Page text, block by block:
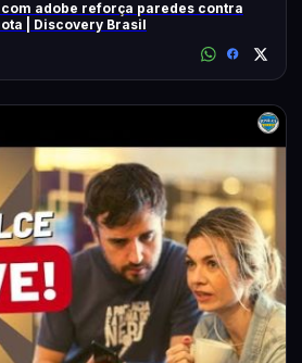
adobe reforça paredes contra
| Discovery Brasil